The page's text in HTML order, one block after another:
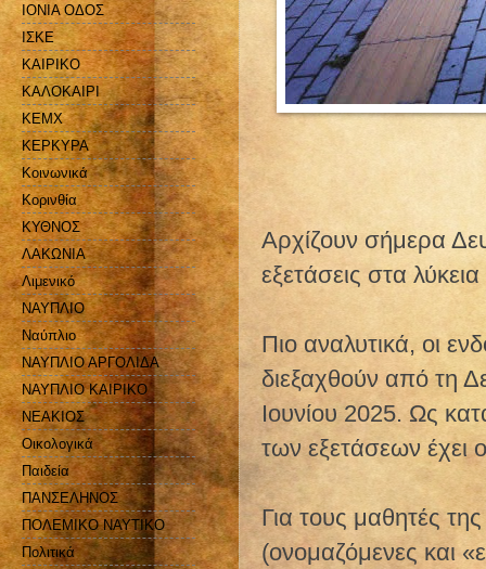
Αρχίζουν σήμερα
εξετάσεις στα
Πιο αναλυτικά, οι
διεξαχθούν από τη
Ιουνίου 2025. Ως
των εξετάσεων έχει
Για τους μαθητές
(ονομαζόμενες και
ΙΟΝΙΑ ΟΔΟΣ
ΙΣΚΕ
ΚΑΙΡΙΚΟ
ΚΑΛΟΚΑΙΡΙ
ΚΕΜΧ
ΚΕΡΚΥΡΑ
Κοινωνικά
Κορινθία
ΚΥΘΝΟΣ
ΛΑΚΩΝΙΑ
Λιμενικό
ΝΑΥΠΛΙΟ
Ναύπλιο
ΝΑΥΠΛΙΟ ΑΡΓΟΛΙΔΑ
ΝΑΥΠΛΙΟ ΚΑΙΡΙΚΟ
ΝΕΑΚΙΟΣ
Οικολογικά
Παιδεία
ΠΑΝΣΕΛΗΝΟΣ
ΠΟΛΕΜΙΚΟ ΝΑΥΤΙΚΟ
Πολιτικά